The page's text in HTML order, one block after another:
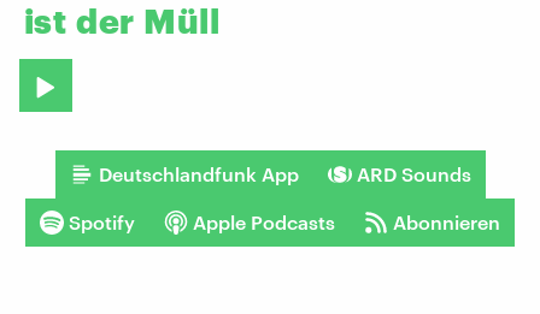
ist der Müll
Deutschlandfunk App ARD Sounds
Spotify Apple Podcasts Abonnieren